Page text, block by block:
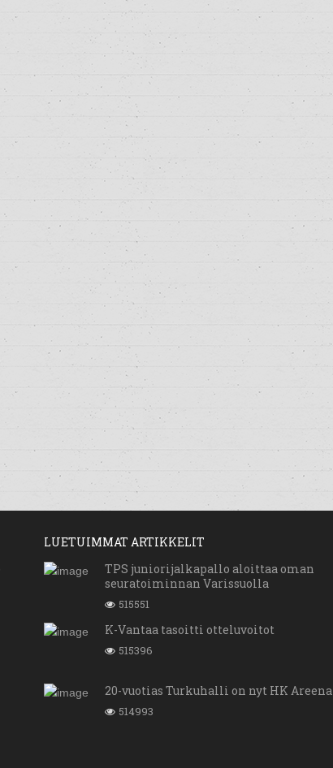
LUETUIMMAT ARTIKKELIT
TPS juniorijalkapallo aloittaa oman
seuratoiminnan Varissuolla
515551
K-Vantaa tasoitti otteluvoitot
515396
20-vuotias Turkuhalli on nyt HK Areena
514993